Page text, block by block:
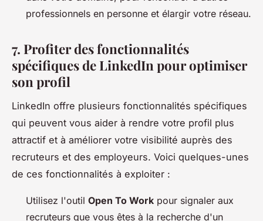
professionnels en personne et élargir votre réseau.
7. Profiter des fonctionnalités
spécifiques de LinkedIn pour optimiser
son profil
LinkedIn offre plusieurs fonctionnalités spécifiques
qui peuvent vous aider à rendre votre profil plus
attractif et à améliorer votre visibilité auprès des
recruteurs et des employeurs. Voici quelques-unes
de ces fonctionnalités à exploiter :
Utilisez l'outil Open To Work pour signaler aux
recruteurs que vous êtes à la recherche d'un